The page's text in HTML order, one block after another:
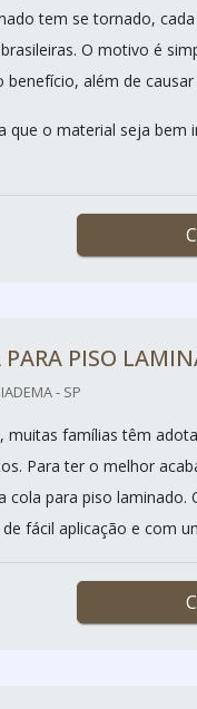
tem se tornado,
O motivo é
além de
que o material seja
PARA PISO
- SP
muitas famílias têm
Para ter o melhor
cola para piso
fácil aplicação e com